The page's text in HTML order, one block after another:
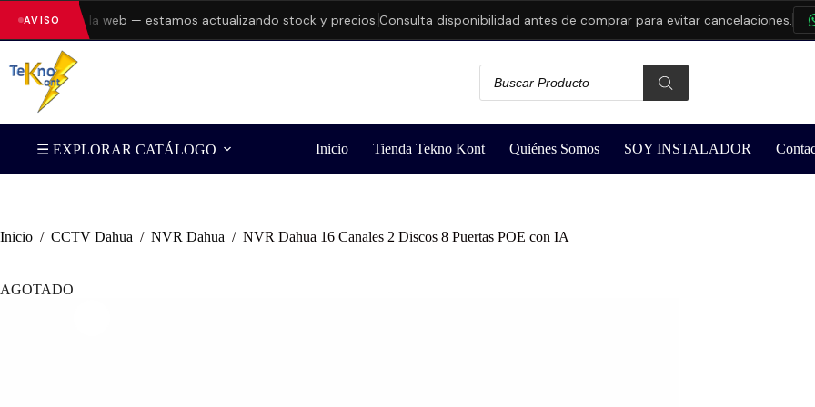
AVISOen la web — estamos actualizando stock y precios.Consulta disponibilidad antes de comprar para evitar cancelaciones.
☰ EXPLORAR CATÁLOGO Inicio Tienda Tekno Kont Quiénes Somos SOY INSTALADOR
Inicio / CCTV Dahua / NVR Dahua / NVR Dahua 16 Canales 2 Discos 8 Puertas POE con IA
AGOTADO